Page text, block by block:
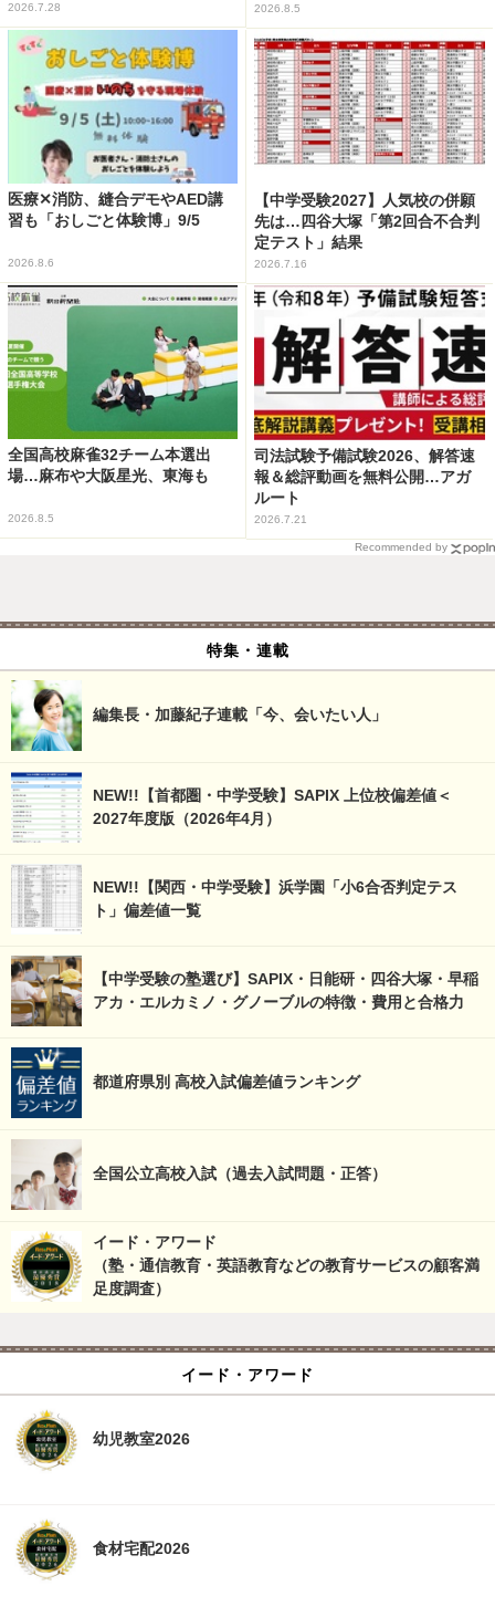
2026.7.28 2026.8.5
医療✕消防、縫合デモやAED講
習も「おしごと体験博」9/5
2026.8.6
【中学受験2027】人気校の併願
先は…四谷大塚「第2回合不合判
定テスト」結果
2026.7.16
全国高校麻雀32チーム本選出
場…麻布や大阪星光、東海も
2026.8.5
司法試験予備試験2026、解答速
報＆総評動画を無料公開…アガ
ルート
2026.7.21
Recommended by
特集・連載
編集長・加藤紀子連載「今、会いたい人」
NEW!!【首都圏・中学受験】SAPIX 上位校偏差値＜
2027年度版（2026年4月）
NEW!!【関西・中学受験】浜学園「小6合否判定テス
ト」偏差値一覧
【中学受験の塾選び】SAPIX・日能研・四谷大塚・早稲
アカ・エルカミノ・グノーブルの特徴・費用と合格力
都道府県別 高校入試偏差値ランキング
全国公立高校入試（過去入試問題・正答）
イード・アワード
（塾・通信教育・英語教育などの教育サービスの顧客満
足度調査）
イード・アワード
幼児教室2026
食材宅配2026